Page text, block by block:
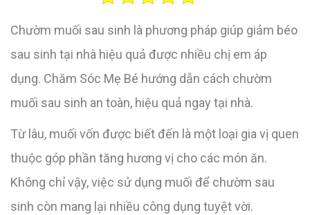
Chườm muối sau sinh là phương pháp giúp giảm béo
sau sinh tại nhà hiệu quả được nhiều chị em áp
dụng. Chăm Sóc Mẹ Bé hướng dẫn cách chườm
muối sau sinh an toàn, hiệu quả ngay tại nhà.
Từ lâu, muối vốn được biết đến là một loại gia vị quen
thuộc góp phần tăng hương vị cho các món ăn.
Không chỉ vậy, việc sử dụng muối để chườm sau
sinh còn mang lại nhiều công dụng tuyệt vời.